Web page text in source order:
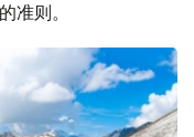
准则。